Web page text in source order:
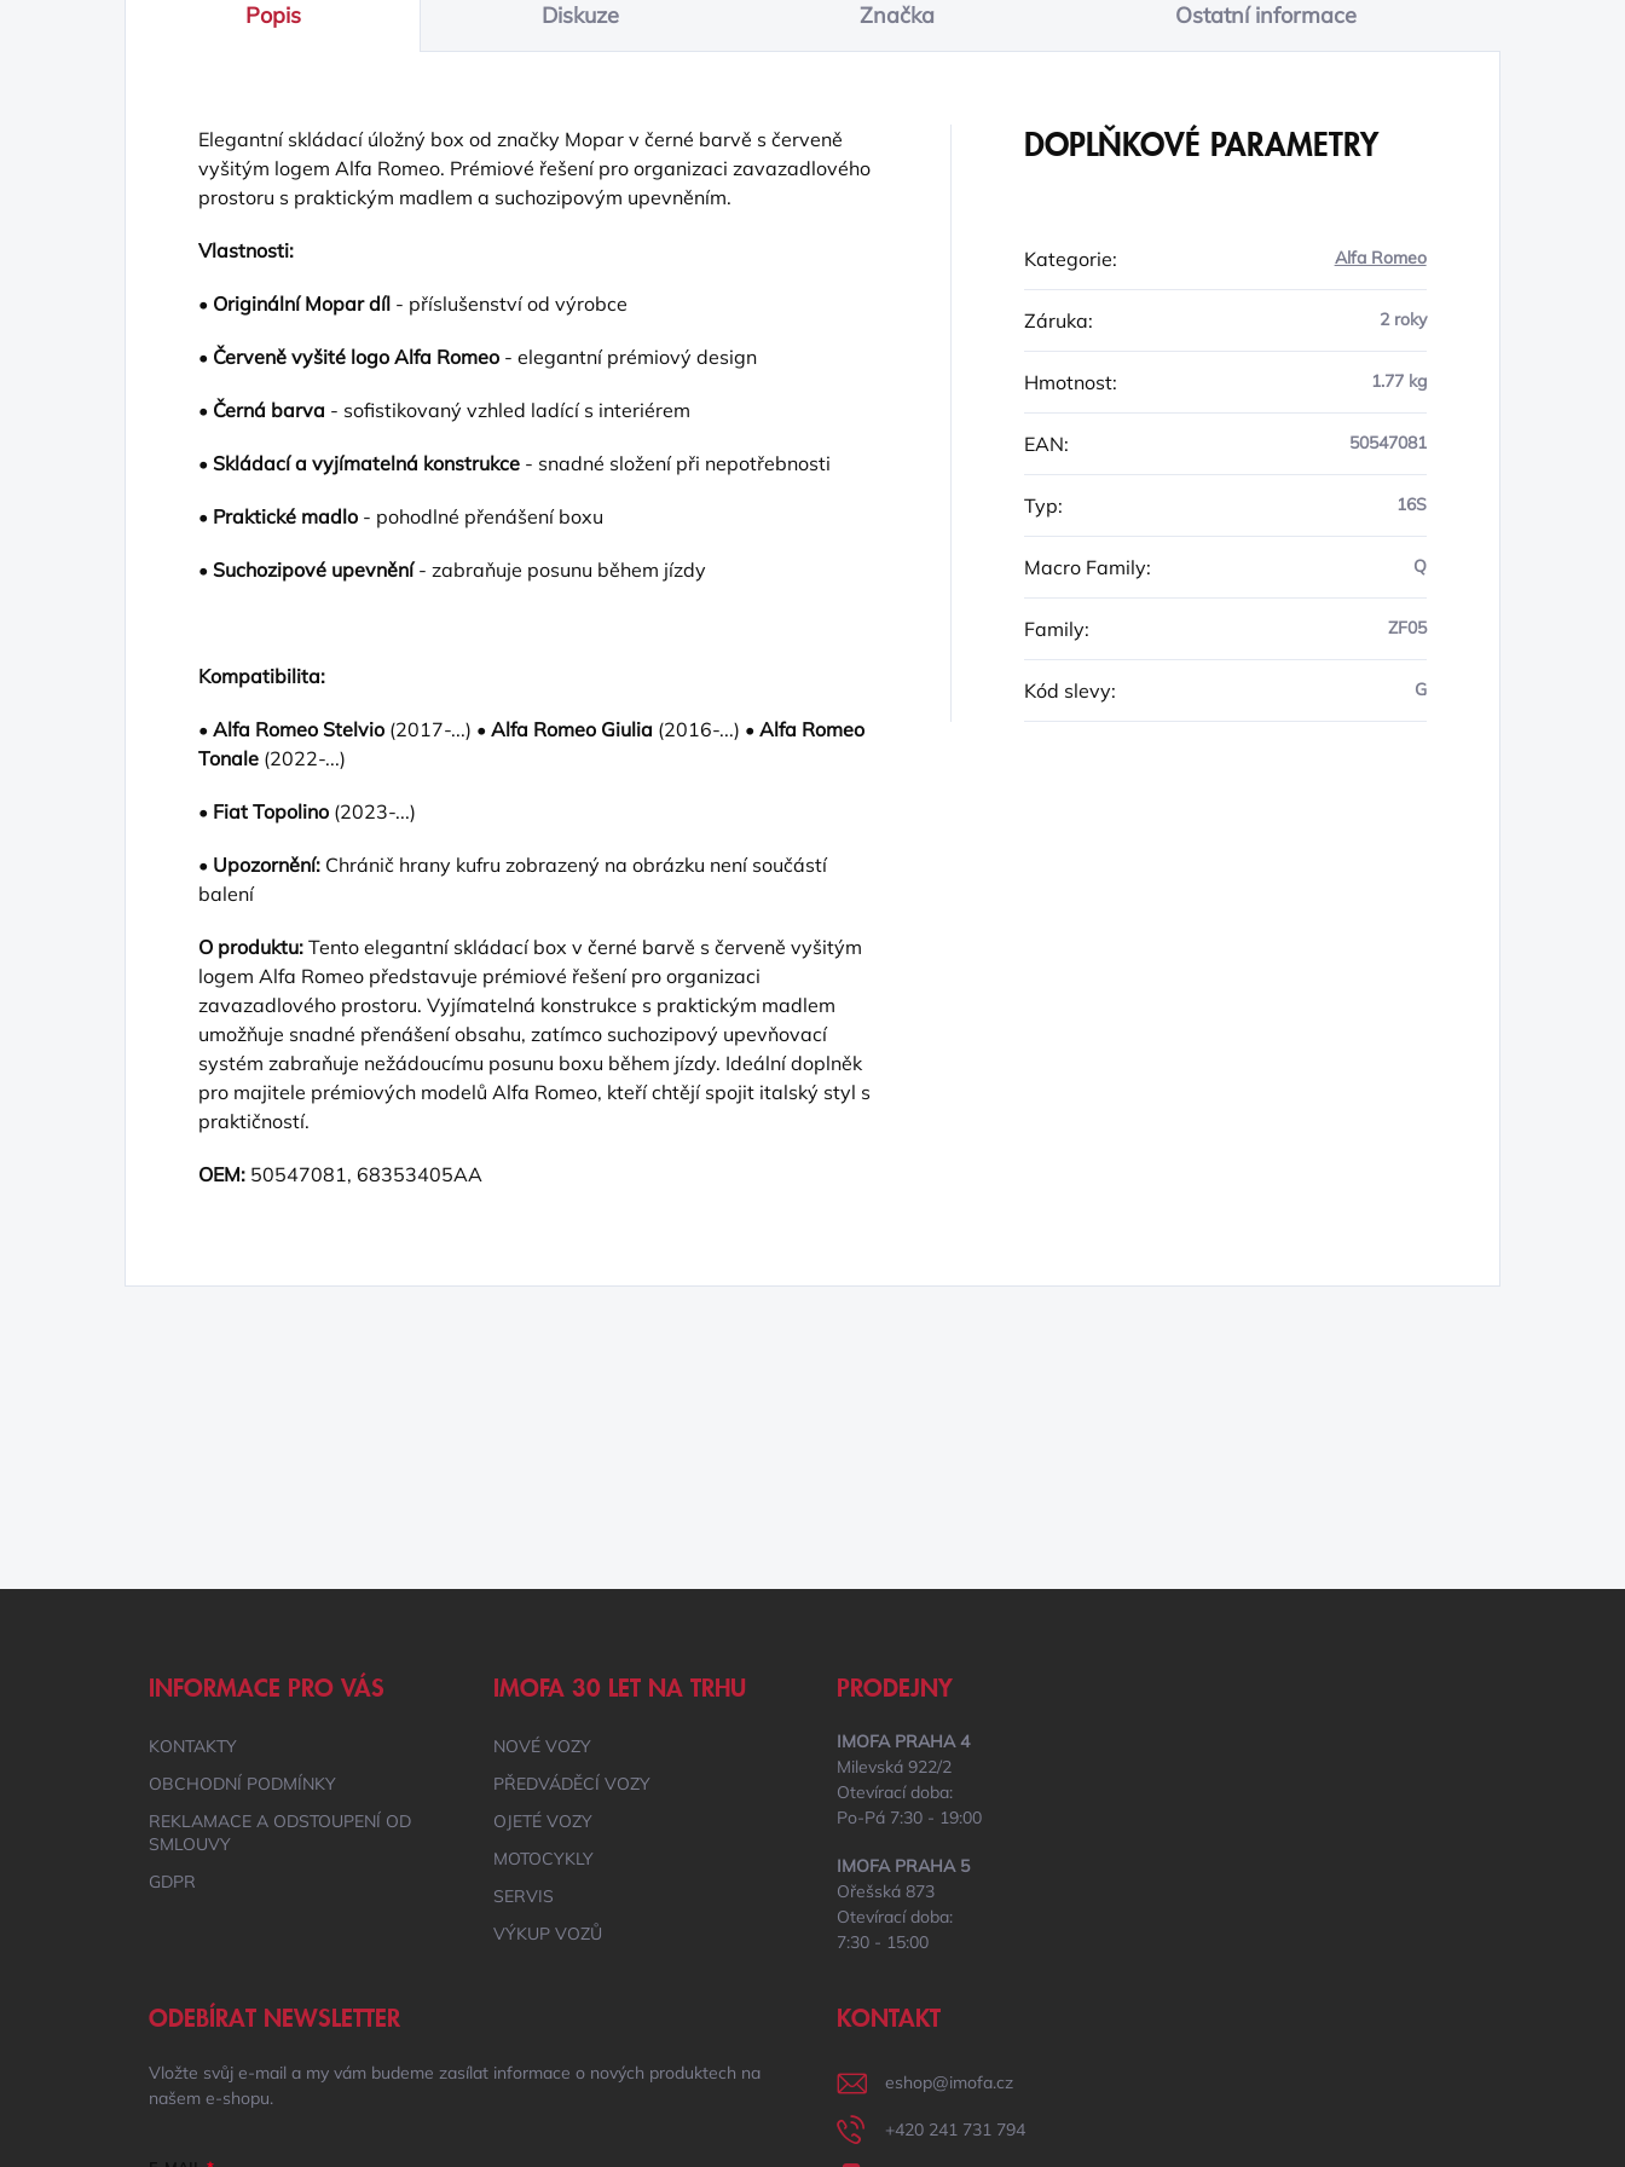
Popis Diskuze Značka Ostatní informace
Elegantní skládací úložný box od značky Mopar v černé barvě s červeně
vyšitým logem Alfa Romeo. Prémiové řešení pro organizaci zavazadlového
prostoru s praktickým madlem a suchozipovým upevněním.
Vlastnosti:
• Originální Mopar díl - příslušenství od výrobce
• Červeně vyšité logo Alfa Romeo - elegantní prémiový design
• Černá barva - sofistikovaný vzhled ladící s interiérem
• Skládací a vyjímatelná konstrukce - snadné složení při nepotřebnosti
• Praktické madlo - pohodlné přenášení boxu
• Suchozipové upevnění- zabraňuje posunu během jízdy
Kompatibilita:
• Alfa Romeo Stelvio (2017-...) • Alfa Romeo Giulia (2016-...) • Alfa Romeo
Tonale (2022-...)
• Fiat Topolino (2023-...)
• Upozornění: Chránič hrany kufru zobrazený na obrázku není součástí
balení
O produktu: Tento elegantní skládací box v černé barvě s červeně vyšitým
logem Alfa Romeo představuje prémiové řešení pro organizaci
zavazadlového prostoru. Vyjímatelná konstrukce s praktickým madlem
umožňuje snadné přenášení obsahu, zatímco suchozipový upevňovací
systém zabraňuje nežádoucímu posunu boxu během jízdy. Ideální doplněk
pro majitele prémiových modelů Alfa Romeo, kteří chtějí spojit italský styl s
praktičností.
OEM: 50547081, 68353405AA
DOPLŇKOVÉ PARAMETRY
Kategorie: Alfa Romeo
Záruka: 2 roky
Hmotnost: 1.77 kg
EAN: 50547081
Typ: 16S
Macro Family: Q
Family: ZF05
Kód slevy: G
INFORMACE PRO VÁS
KONTAKTY
OBCHODNÍ PODMÍNKY
REKLAMACE A ODSTOUPENÍ OD
SMLOUVY
GDPR
IMOFA 30 LET NA TRHU
NOVÉ VOZY
PŘEDVÁDĚCÍ VOZY
OJETÉ VOZY
MOTOCYKLY
SERVIS
VÝKUP VOZŮ
PRODEJNY
IMOFA PRAHA 4
Milevská 922/2
Otevírací doba:
Po-Pá 7:30 - 19:00
IMOFA PRAHA 5
Ořešská 873
Otevírací doba:
7:30 - 15:00
ODEBÍRAT NEWSLETTER
Vložte svůj e-mail a my vám budeme zasílat informace o nových produktech na
našem e-shopu.
KONTAKT
eshop@imofa.cz
+420 241 731 794